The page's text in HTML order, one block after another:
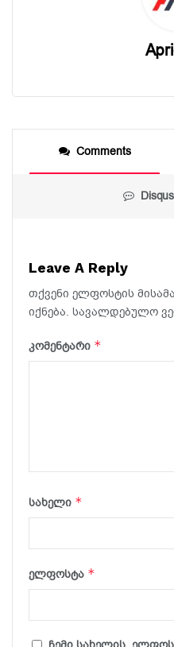
Comments
Leave A Reply
თქვენი ელფოსტის
იქნება. სავალდებულო
კომენტარი *
სახელი *
ელფოსტა *